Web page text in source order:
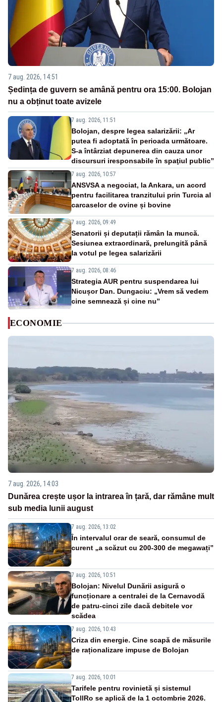
7 aug. 2026, 14:51
Ședința de guvern se amână pentru ora 15:00. Bolojan
nu a obținut toate avizele
7 aug. 2026, 11:51
Bolojan, despre legea salarizării: „Ar
putea fi adoptată în perioada următoare.
S-a întârziat depunerea din cauza unor
discursuri iresponsabile în spaţiul public”
7 aug. 2026, 10:57
ANSVSA a negociat, la Ankara, un acord
pentru facilitarea tranzitului prin Turcia al
carcaselor de ovine și bovine
7 aug. 2026, 09:49
Senatorii și deputații rămân la muncă.
Sesiunea extraordinară, prelungită până
la votul pe legea salarizării
7 aug. 2026, 08:46
Strategia AUR pentru suspendarea lui
Nicușor Dan. Dungaciu: „Vrem să vedem
cine semnează și cine nu”
ECONOMIE
7 aug. 2026, 14:03
Dunărea crește ușor la intrarea în țară, dar rămâne mult
sub media lunii august
7 aug. 2026, 13:02
În intervalul orar de seară, consumul de
curent „a scăzut cu 200-300 de megawați”
7 aug. 2026, 10:51
Bolojan: Nivelul Dunării asigură o
funcționare a centralei de la Cernavodă
de patru-cinci zile dacă debitele vor
scădea
7 aug. 2026, 10:43
Criza din energie. Cine scapă de măsurile
de raționalizare impuse de Bolojan
7 aug. 2026, 10:01
Tarifele pentru rovinietă și sistemul
TollRo se aplică de la 1 octombrie 2026.